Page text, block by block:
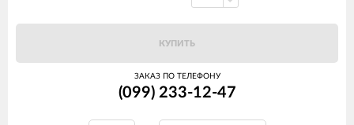
КУПИТЬ
ЗАКАЗ ПО ТЕЛЕФОНУ
(099) 233-12-47